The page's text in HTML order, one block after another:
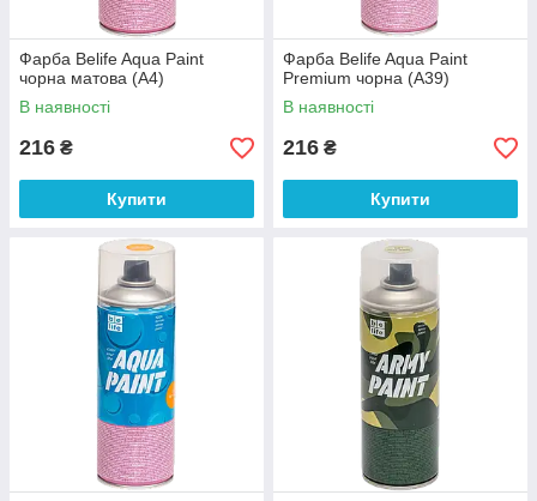
Фарба Belife Aqua Paint
чорна матова (A4)
В наявності
216 ₴
Купити
Фарба Belife Aqua Paint
Premium чорна (А39)
В наявності
216 ₴
Купити